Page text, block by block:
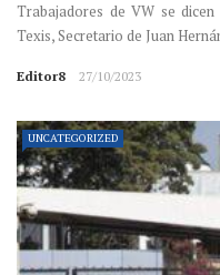
Trabajadores de VW se
Texis, Secretario de Juan
Editor8 27/10/2023
UNCATEGORIZED